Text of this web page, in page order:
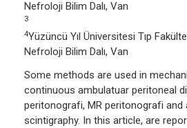
Nefroloji Bilim Dalı, Van
3
4Yüzüncü Yıl Üniversitesi Tıp
Nefroloji Bilim Dalı, Van
Some methods are used in
continuous ambulatuar peritoneal
peritonografi, MR peritonografi and
scintigraphy. In this article, are